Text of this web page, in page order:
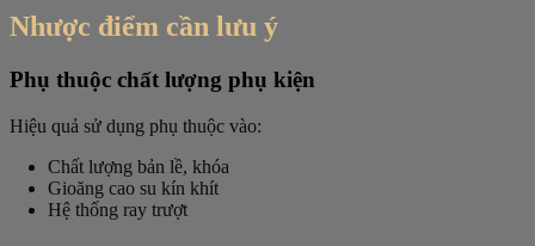
Nhược điểm cần lưu ý
Phụ thuộc chất lượng phụ kiện
Hiệu quả sử dụng phụ thuộc vào:
Chất lượng bản lề, khóa
Gioăng cao su kín khít
Hệ thống ray trượt